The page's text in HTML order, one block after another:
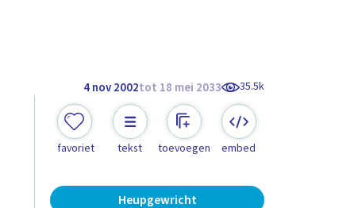
4 nov 2002tot 18 mei 2033 35.5k
favoriet tekst toevoegen embed
Heupgewricht